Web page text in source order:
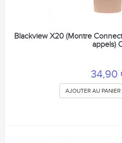
Blackview X20 (Montre
appels)
34,90
AJOUTER AU PANIER